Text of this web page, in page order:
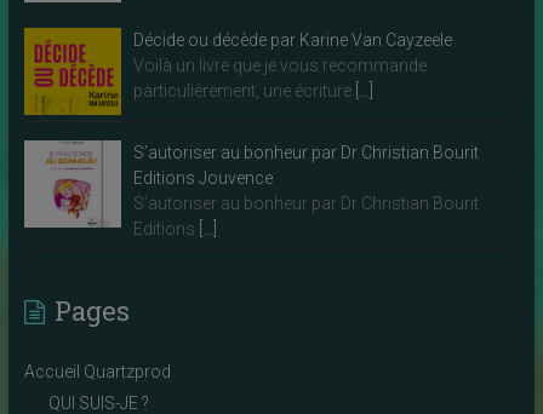
Décide ou décède par Karine Van Cayzeele
Voilà un livre que je vous recommande
particulièrement, une écriture
S’autoriser au bonheur par Dr Christian Bourit
Editions Jouvence
S’autoriser au bonheur par Dr Christian Bourit
Editions
Pages
Accueil Quartzprod
QUI SUIS-JE ?